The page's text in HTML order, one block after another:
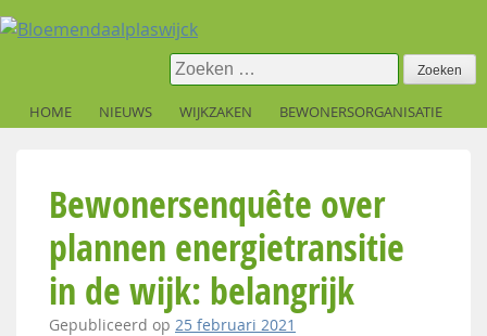
Skip
to
Zoeken
naar:
HOME NIEUWS WIJKZAKEN BEWONERSORGANISATIE
Bewonersenquête over
plannen energietransitie
in de wijk: belangrijk
Gepubliceerd op 25 februari 2021